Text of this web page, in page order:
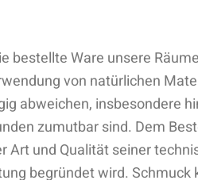
bestellte Ware unsere
von natürlichen
abweichen, insbesondere
zumutbar sind. Dem
Art und Qualität seiner
begründet wird.